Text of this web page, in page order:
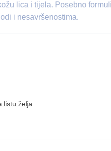
lica i tijela. Posebno
i nesavršenostima.
listu želja